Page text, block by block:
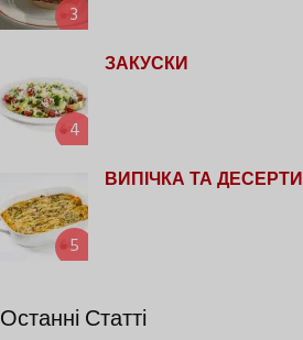
3
4
ЗАКУСКИ
5
ВИПІЧКА ТА ДЕСЕРТИ
Останні Статті